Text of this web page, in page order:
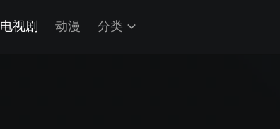
电视剧 动漫 分类